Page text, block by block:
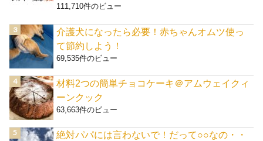
111,710件のビュー
介護犬になったら必要！赤ちゃんオムツ使っ
て節約しよう！
69,535件のビュー
材料2つの簡単チョコケーキ＠アムウェイクィ
ーンクック
63,663件のビュー
絶対パパには言わないで！だって○○なの・・